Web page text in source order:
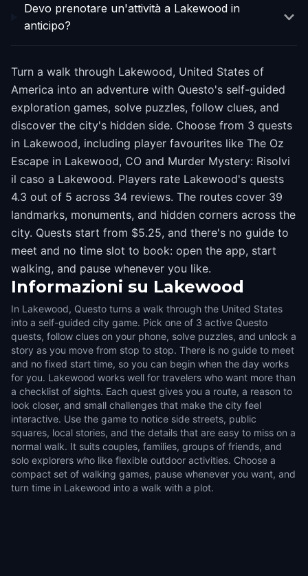
Devo prenotare un'attività a Lakewood in
anticipo?
Turn a walk through Lakewood, United States of
America into an adventure with Questo's self-guided
exploration games, solve puzzles, follow clues, and
discover the city's hidden side. Choose from 3 quests
in Lakewood, including player favourites like The Oz
Escape in Lakewood, CO and Murder Mystery: Risolvi
il caso a Lakewood. Players rate Lakewood's quests
4.3 out of 5 across 34 reviews. The routes cover 39
landmarks, monuments, and hidden corners across the
city. Quests start from $5.25, and there's no guide to
meet and no time slot to book: open the app, start
walking, and pause whenever you like.
Informazioni su Lakewood
In Lakewood, Questo turns a walk through the United States
into a self-guided city game. Pick one of 3 active Questo
quests, follow clues on your phone, solve puzzles, and unlock a
story as you move from stop to stop. There is no guide to meet
and no fixed start time, so you can begin when the day works
for you. Lakewood works well for travelers who want more than
a checklist of sights. Each quest gives you a route, a reason to
look closer, and small challenges that make the city feel
interactive. Use the game to notice side streets, public
squares, local stories, and the details that are easy to miss on a
normal walk. It suits couples, families, groups of friends, and
solo explorers who like flexible outdoor activities. Choose a
compact set of walking games, pause whenever you want, and
turn time in Lakewood into a walk with a plot.